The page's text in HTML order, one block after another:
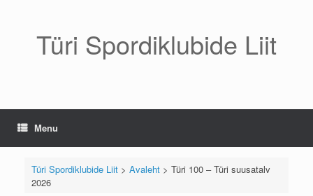
Türi Spordiklubide Liit
Menu
Türi Spordiklubide Liit> Avaleht> Türi 100 – Türi suusatalv
2026